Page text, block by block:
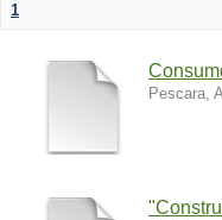
1
Pescara,